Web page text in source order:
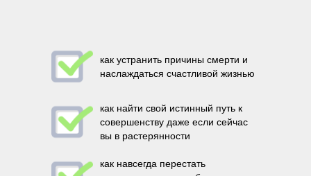
как найти свой истинный путь к
совершенству даже если сейчас
вы в растерянности
как навсегда перестать
как устранить причины смерти и
наслаждаться счастливой жизнью